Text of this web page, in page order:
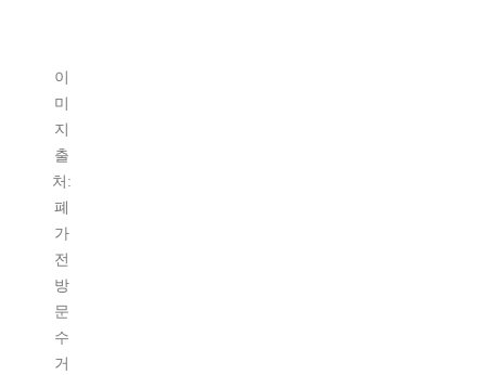
이
미
지
출
처:
폐
가
전
방
문
수
거